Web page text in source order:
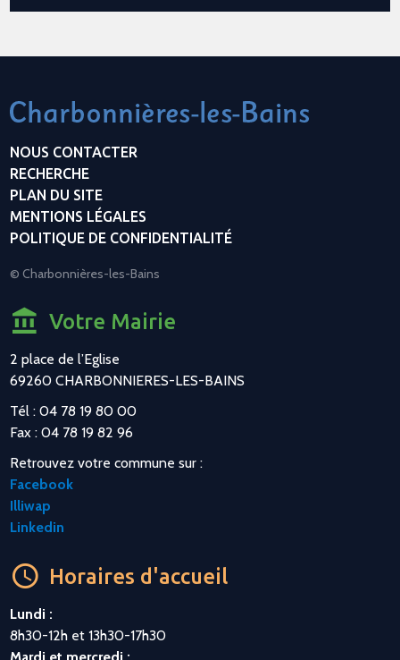
NOUS CONTACTER
RECHERCHE
PLAN DU SITE
MENTIONS LÉGALES
POLITIQUE DE CONFIDENTIALITÉ
© Charbonnières-les-Bains
Votre Mairie
2 place de l’Eglise
69260 CHARBONNIERES-LES-BAINS
Tél : 04 78 19 80 00
Fax : 04 78 19 82 96
Retrouvez votre commune sur :
Facebook
Illiwap
Linkedin
Horaires d'accueil
Lundi :
8h30-12h et 13h30-17h30